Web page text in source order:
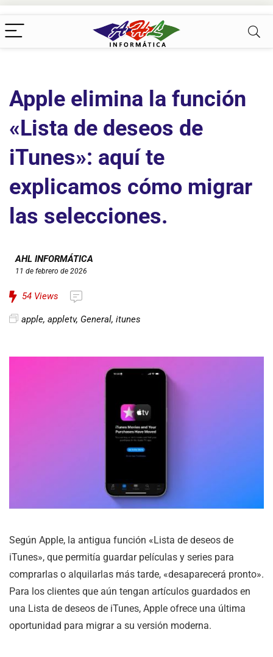
Apple elimina la función
«Lista de deseos de
iTunes»: aquí te
explicamos cómo migrar
las selecciones.
AHL INFORMÁTICA
11 de febrero de 2026
54 Views
apple, appletv, General, itunes
Según Apple, la antigua función «Lista de deseos de
iTunes», que permitía guardar películas y series para
comprarlas o alquilarlas más tarde, «desaparecerá pronto».
Para los clientes que aún tengan artículos guardados en
una Lista de deseos de iTunes, Apple ofrece una última
oportunidad para migrar a su versión moderna.